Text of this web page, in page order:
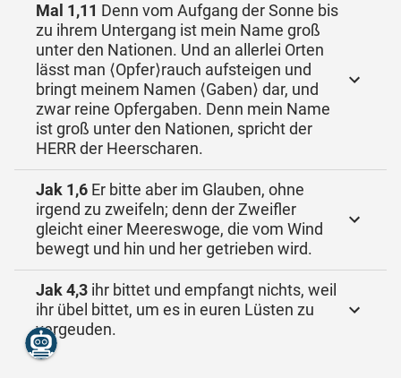
Mal 1,11 Denn vom Aufgang der Sonne bis
zu ihrem Untergang ist mein Name groß
unter den Nationen. Und an allerlei Orten
lässt man ⟨Opfer⟩rauch aufsteigen und
bringt meinem Namen ⟨Gaben⟩ dar, und
zwar reine Opfergaben. Denn mein Name
ist groß unter den Nationen, spricht der
HERR der Heerscharen.
Jak 1,6 Er bitte aber im Glauben, ohne
irgend zu zweifeln; denn der Zweifler
gleicht einer Meereswoge, die vom Wind
bewegt und hin und her getrieben wird.
Jak 4,3 ihr bittet und empfangt nichts, weil
ihr übel bittet, um es in euren Lüsten zu
vergeuden.